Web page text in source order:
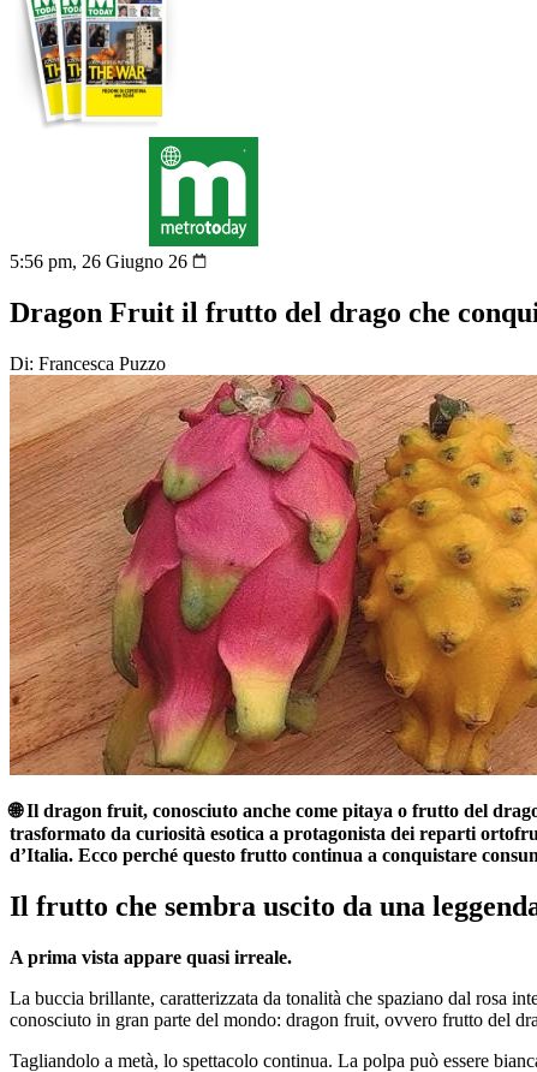
5:56 pm, 26 Giugno 26
Dragon Fruit il frutto del drago che
Di: Francesca Puzzo
🌐 Il dragon fruit, conosciuto anche come pitaya o frutto del
trasformato da curiosità esotica a protagonista dei reparti
d’Italia. Ecco perché questo frutto continua a conquistare
Il frutto che sembra uscito da una
A prima vista appare quasi irreale.
La buccia brillante, caratterizzata da tonalità che spaziano dal rosa
conosciuto in gran parte del mondo: dragon fruit, ovvero frutto del
Tagliandolo a metà, lo spettacolo continua. La polpa può essere